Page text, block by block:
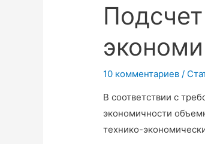
10 комментариев /
В соответствии с
экономичности
технико-